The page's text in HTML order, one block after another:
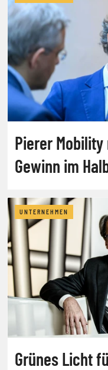
Pierer
Gewinn im
UNTERNEHMEN
Grünes Licht